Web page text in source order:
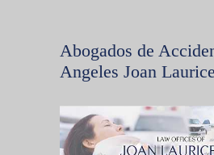
Abogados de
Angeles Joan